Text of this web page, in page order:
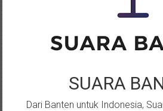
SUARA
Dari Banten untuk Indonesia,